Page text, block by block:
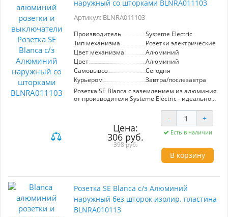
безопасности. Установите розетку SE Blanca в
местах, где требуется частый доступ к
электрическим приборам, например, в кухне,
Надежность и стиль в одном решении.
наружный со шторками BLNRA011103
Артикул: BLNRA011103
Производитель
Systeme Electric
Тип механизма
Розетки электрические
Цвет механизма
Алюминий
Цвет
Алюминий
Самовывоз
Сегодня
Курьером
Завтра/послезавтра
Розетка SE Blanca с заземлением из алюминия
от производителя Systeme Electric - идеальное
электрооборудования. Оснащена шторками
для защиты от случайного контакта, что
делает её безопасной для использования в
домах с детьми. Элегантный алюминиевый
цвет гармонично впишется в любой интерьер,
подчеркивая его современный стиль. Высокое
качество и надежность гарантируют долгий
Цена:
306 руб.
398 руб.
- +
Есть в наличии
В корзину
Розетка SE Blanca с/з Алюминий
наружный без шторок изолир. пластина
BLNRA010113